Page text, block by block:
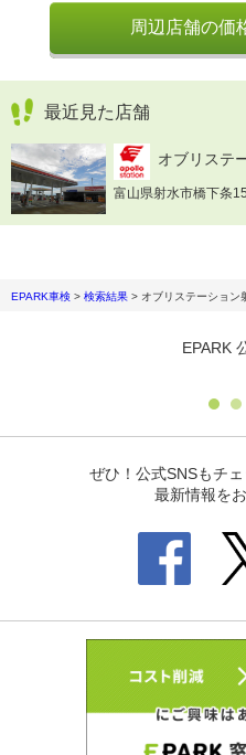
周辺店舗の価
最近見た店舗
オブリステ
富山県射水市橋下条
EPARK車検 > 検索結果 > オブリステーション